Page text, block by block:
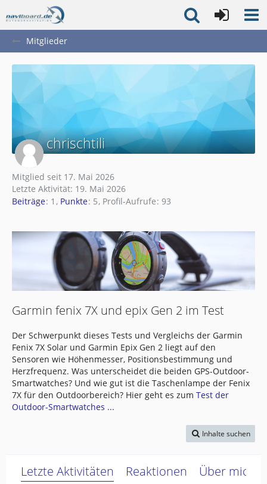
Mitglieder
chrischtili
Mitglied seit 17. Mai 2026
Letzte Aktivität: 19. Mai 2026
Beiträge 1 Punkte 5 Profil-Aufrufe 93
Garmin fenix 7X und epix Gen 2 im Test
Der Schwerpunkt dieses Tests und Vergleichs der Garmin
Fenix 7X Solar und Garmin Epix Gen 2 liegt auf den
Sensoren wie Höhenmesser, Positionsbestimmung und
Herzfrequenz. Was unterscheidet die beiden GPS-Outdoor-
Smartwatches? Und wie gut ist die Taschenlampe der Fenix
7X für den Outdoorbereich? Hier geht es zum Test der
Outdoor-Smartwatches ...
Inhalte suchen
Letzte Aktivitäten Reaktionen Über mich